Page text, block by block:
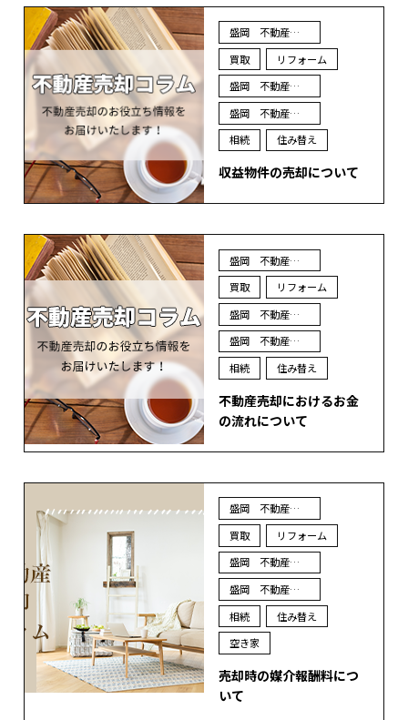
盛岡 不動産 売却
買取
リフォーム
盛岡 不動産 買取
盛岡 不動産 査定
相続
住み替え
収益物件の売却について
盛岡 不動産 売却
買取
リフォーム
盛岡 不動産 買取
盛岡 不動産 査定
相続
住み替え
不動産売却におけるお金
の流れについて
盛岡 不動産 売却
買取
リフォーム
盛岡 不動産 買取
盛岡 不動産 査定
相続
住み替え
空き家
売却時の媒介報酬料につ
いて